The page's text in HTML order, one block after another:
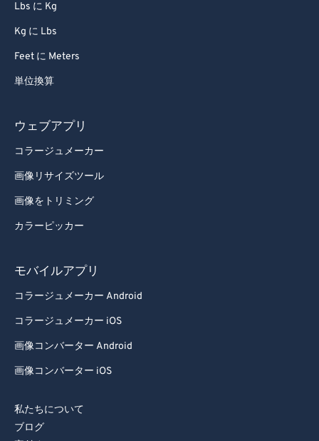
Lbs に Kg
Kg に Lbs
Feet に Meters
単位換算
ウェブアプリ
コラージュメーカー
画像リサイズツール
画像をトリミング
カラーピッカー
モバイルアプリ
コラージュメーカー Android
コラージュメーカー iOS
画像コンバーター Android
画像コンバーター iOS
私たちについて
ブログ